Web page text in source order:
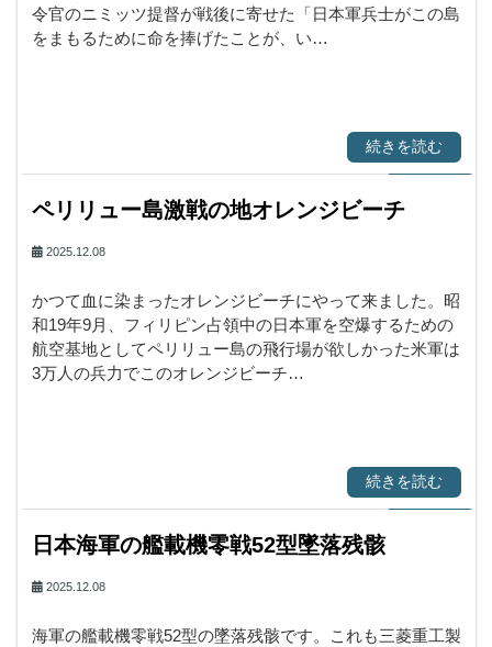
令官のニミッツ提督が戦後に寄せた「日本軍兵士がこの島
をまもるために命を捧げたことが、い…
続きを読む
ペリリュー島激戦の地オレンジビーチ
2025.12.08
かつて血に染まったオレンジビーチにやって来ました。昭
和19年9月、フィリピン占領中の日本軍を空爆するための
航空基地としてペリリュー島の飛行場が欲しかった米軍は
3万人の兵力でこのオレンジビーチ…
続きを読む
日本海軍の艦載機零戦52型墜落残骸
2025.12.08
海軍の艦載機零戦52型の墜落残骸です。これも三菱重工製